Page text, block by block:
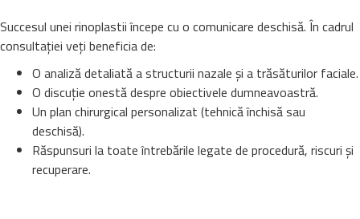
Succesul unei rinoplastii începe cu o comunicare deschisă. În cadrul
consultației veți beneficia de:
O analiză detaliată a structurii nazale și a trăsăturilor faciale.
O discuție onestă despre obiectivele dumneavoastră.
Un plan chirurgical personalizat (tehnică închisă sau
deschisă).
Răspunsuri la toate întrebările legate de procedură, riscuri și
recuperare.